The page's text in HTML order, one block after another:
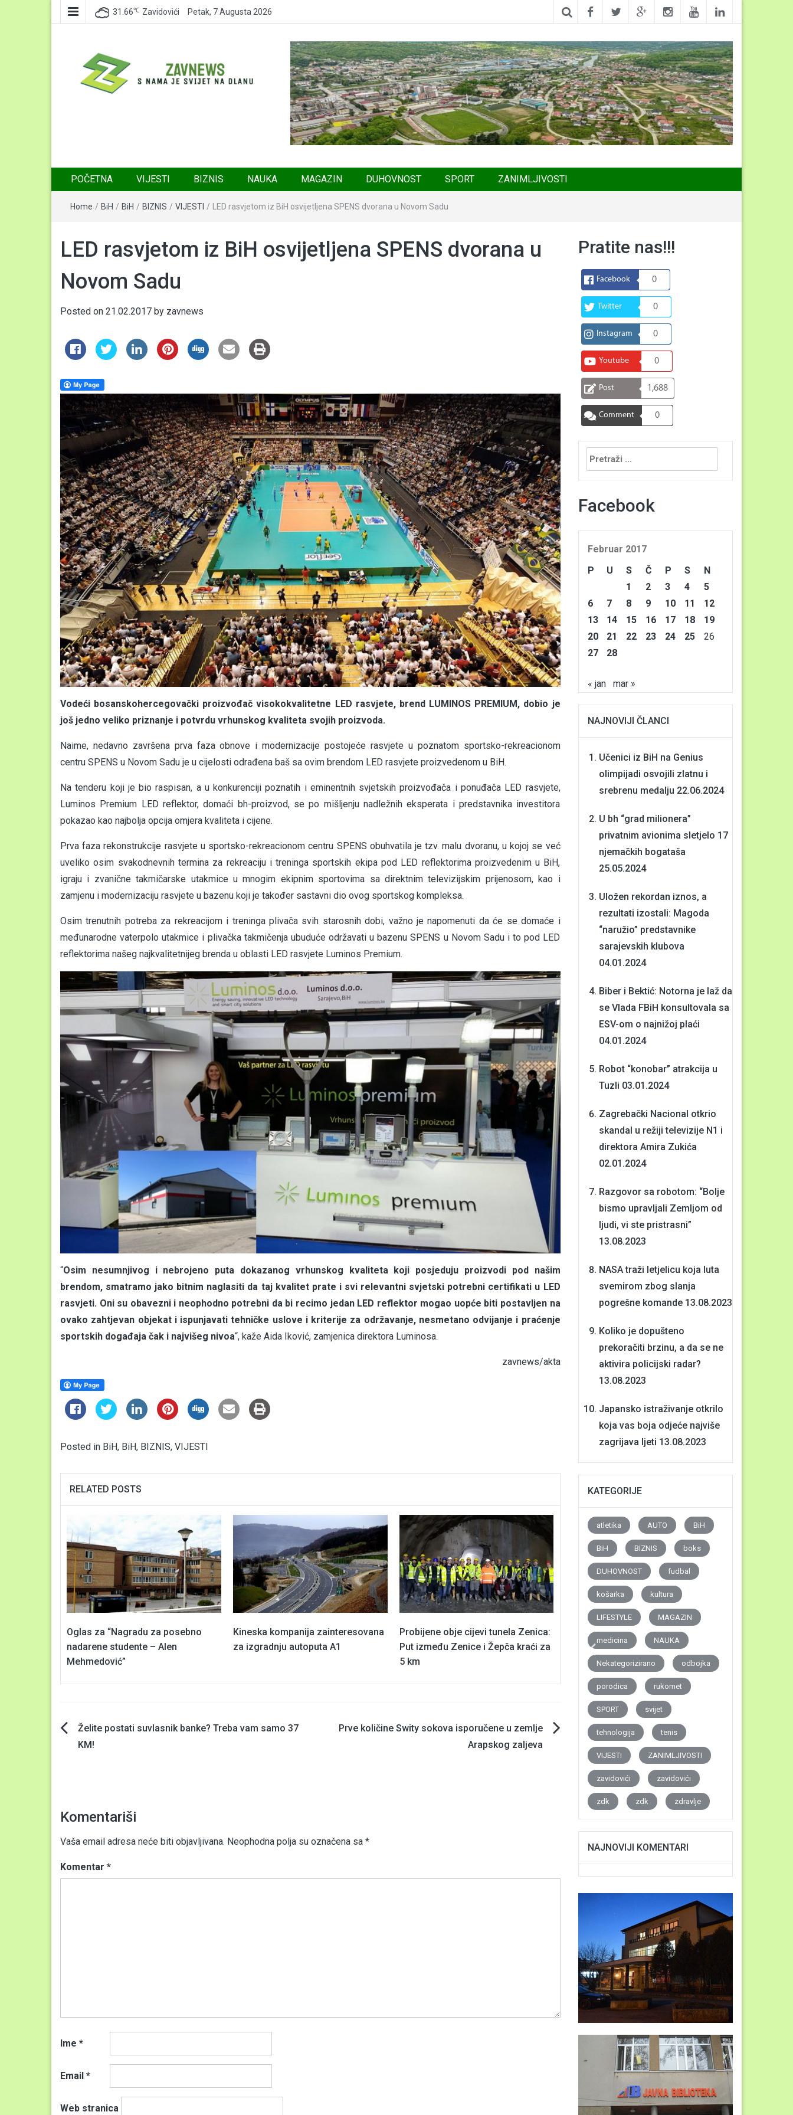
31.66℃ Zavidovići Petak, 7 Augusta 2026
POČETNA VIJESTI BIZNIS NAUKA MAGAZIN DUHOVNOST SPORT ZANIMLJIVOSTI
Home / BiH / BiH / BIZNIS / VIJESTI / LED rasvjetom iz BiH osvijetljena SPENS dvorana u Novom Sadu
LED rasvjetom iz BiH osvijetljena SPENS dvorana u
Novom Sadu
Posted on 21.02.2017 by zavnews
Vodeći bosanskohercegovački proizvođač visokokvalitetne LED rasvjete, brend LUMINOS PREMIUM, dobio je
još jedno veliko priznanje i potvrdu vrhunskog kvaliteta svojih proizvoda.
Naime, nedavno završena prva faza obnove i modernizacije postojeće rasvjete u poznatom sportsko-rekreacionom
centru SPENS u Novom Sadu je u cijelosti odrađena baš sa ovim brendom LED rasvjete proizvedenom u BiH.
Na tenderu koji je bio raspisan, a u konkurenciji poznatih i eminentnih svjetskih proizvođača i ponuđača LED rasvjete,
Luminos Premium LED reflektor, domaći bh-proizvod, se po mišljenju nadležnih eksperata i predstavnika investitora
pokazao kao najbolja opcija omjera kvaliteta i cijene.
Prva faza rekonstrukcije rasvjete u sportsko-rekreacionom centru SPENS obuhvatila je tzv. malu dvoranu, u kojoj se već
uveliko osim svakodnevnih termina za rekreaciju i treninga sportskih ekipa pod LED reflektorima proizvedenim u BiH,
igraju i zvanične takmičarske utakmice u mnogim ekipnim sportovima sa direktnim televizijskim prijenosom, kao i
zamjenu i modernizaciju rasvjete u bazenu koji je također sastavni dio ovog sportskog kompleksa.
Osim trenutnih potreba za rekreacijom i treninga plivača svih starosnih dobi, važno je napomenuti da će se domaće i
međunarodne vaterpolo utakmice i plivačka takmičenja ubuduće održavati u bazenu SPENS u Novom Sadu i to pod LED
reflektorima našeg najkvalitetnijeg brenda u oblasti LED rasvjete Luminos Premium.
“Osim nesumnjivog i nebrojeno puta dokazanog vrhunskog kvaliteta koji posjeduju proizvodi pod našim
brendom, smatramo jako bitnim naglasiti da taj kvalitet prate i svi relevantni svjetski potrebni certifikati u LED
rasvjeti. Oni su obavezni i neophodno potrebni da bi recimo jedan LED reflektor mogao uopće biti postavljen na
ovako zahtjevan objekat i ispunjavati tehničke uslove i kriterije za održavanje, nesmetano odvijanje i praćenje
sportskih događaja čak i najvišeg nivoa“, kaže Aida Iković, zamjenica direktora Luminosa.
zavnews/akta
Posted in BiH, BiH, BIZNIS, VIJESTI
RELATED POSTS
Oglas za “Nagradu za posebno
nadarene studente – Alen
Mehmedović”
Kineska kompanija zainteresovana
za izgradnju autoputa A1
Probijene obje cijevi tunela Zenica:
Put između Zenice i Žepča kraći za
5 km
Navigacija
Želite postati suvlasnik banke? Treba vam samo 37
KM!
Prve količine Swity sokova isporučene u zemlje
Arapskog zaljeva
Komentariši
Vaša email adresa neće biti objavljivana. Neophodna polja su označena sa *
Komentar *
Ime *
Email *
Web stranica
Pratite nas!!!
Facebook 0
Twitter 0
Instagram 0
Youtube 0
Post 1,688
Comment 0
Pretraga:
Facebook
Februar 2017
P
U S Č P S
N
1
2 3 4
5
6
7 8 9 10 11
12
13
14 15 16 17 18
19
20
21 22 23 24 25
26
27
28
« jan mar »
NAJNOVIJI ČLANCI
Učenici iz BiH na Genius
olimpijadi osvojili zlatnu i
srebrenu medalju 22.06.2024
U bh “grad milionera”
privatnim avionima sletjelo 17
njemačkih bogataša
25.05.2024
Uložen rekordan iznos, a
rezultati izostali: Magoda
“naružio” predstavnike
sarajevskih klubova
04.01.2024
Biber i Bektić: Notorna je laž da
se Vlada FBiH konsultovala sa
ESV-om o najnižoj plaći
04.01.2024
Robot “konobar” atrakcija u
Tuzli 03.01.2024
Zagrebački Nacional otkrio
skandal u režiji televizije N1 i
direktora Amira Zukića
02.01.2024
Razgovor sa robotom: “Bolje
bismo upravljali Zemljom od
ljudi, vi ste pristrasni”
13.08.2023
NASA traži letjelicu koja luta
svemirom zbog slanja
pogrešne komande 13.08.2023
Koliko je dopušteno
prekoračiti brzinu, a da se ne
aktivira policijski radar?
13.08.2023
Japansko istraživanje otkrilo
koja vas boja odjeće najviše
zagrijava ljeti 13.08.2023
KATEGORIJE
atletika AUTO BiH
BiH BIZNIS boks
DUHOVNOST fudbal
košarka kultura
LIFESTYLE MAGAZIN
medicina NAUKA
Nekategorizirano odbojka
porodica rukomet
SPORT svijet
tehnologija tenis
VIJESTI ZANIMLJIVOSTI
zavidovići zavidovići
zdk zdk zdravlje
NAJNOVIJI KOMENTARI